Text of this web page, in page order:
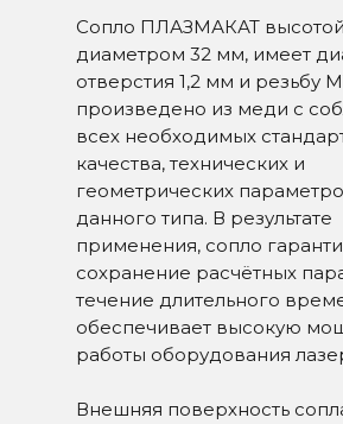
Сопло ПЛАЗМАКАТ
диаметром 32 мм, имеет
отверстия 1,2 мм и резьбу
произведено из меди с
всех необходимых
качества, технических и
геометрических
данного типа. В результате
применения, сопло
сохранение расчётных
течение длительного
обеспечивает высокую
работы оборудования
Внешняя поверхность